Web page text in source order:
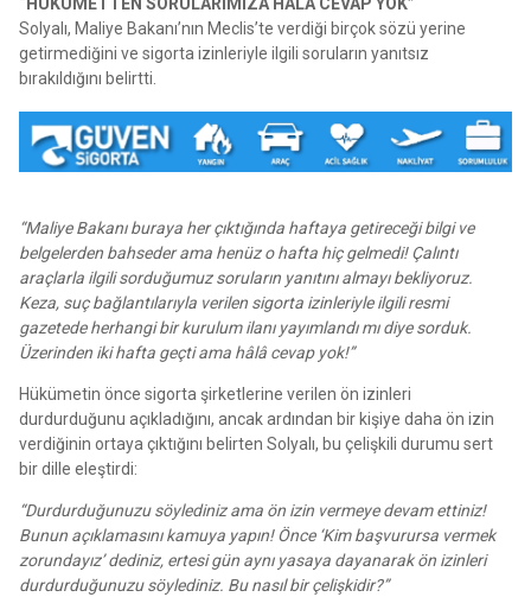
Solyalı, Maliye Bakanı’nın Meclis’te verdiği birçok sözü yerine
getirmediğini ve sigorta izinleriyle ilgili soruların yanıtsız
bırakıldığını belirtti.
“Maliye Bakanı buraya her çıktığında haftaya getireceği bilgi ve
belgelerden bahseder ama henüz o hafta hiç gelmedi! Çalıntı
araçlarla ilgili sorduğumuz soruların yanıtını almayı bekliyoruz.
Keza, suç bağlantılarıyla verilen sigorta izinleriyle ilgili resmi
gazetede herhangi bir kurulum ilanı yayımlandı mı diye sorduk.
Üzerinden iki hafta geçti ama hâlâ cevap yok!”
Hükümetin önce sigorta şirketlerine verilen ön izinleri
durdurduğunu açıkladığını, ancak ardından bir kişiye daha ön izin
verdiğinin ortaya çıktığını belirten Solyalı, bu çelişkili durumu sert
bir dille eleştirdi:
“Durdurduğunuzu söylediniz ama ön izin vermeye devam ettiniz!
Bunun açıklamasını kamuya yapın! Önce ‘Kim başvurursa vermek
zorundayız’ dediniz, ertesi gün aynı yasaya dayanarak ön izinleri
durdurduğunuzu söylediniz. Bu nasıl bir çelişkidir?”